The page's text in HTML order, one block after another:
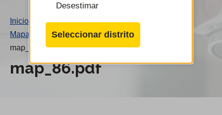
de
Cal
Water
Desestimar
Seleccionar distrito
Inicio
Mapa 86
map_86.pdf
map_86.pdf